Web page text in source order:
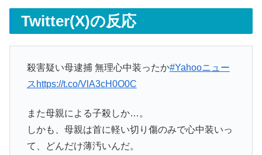
Twitter(X)の反応
殺害疑い母逮捕 無理心中装ったか#Yahooニュー
ス https://t.co/VlA3cH0O0C
また母親による子殺しか…。
しかも、母親は首に軽い切り傷のみで心中装いっ
て、どんだけ薄汚いんだ。